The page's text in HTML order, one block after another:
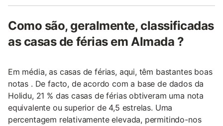
Como são, geralmente, classificadas
as casas de férias em Almada ?
Em média, as casas de férias, aqui, têm bastantes boas
notas . De facto, de acordo com a base de dados da
Holidu, 21 % das casas de férias obtiveram uma nota
equivalente ou superior de 4,5 estrelas. Uma
percentagem relativamente elevada, permitindo-nos